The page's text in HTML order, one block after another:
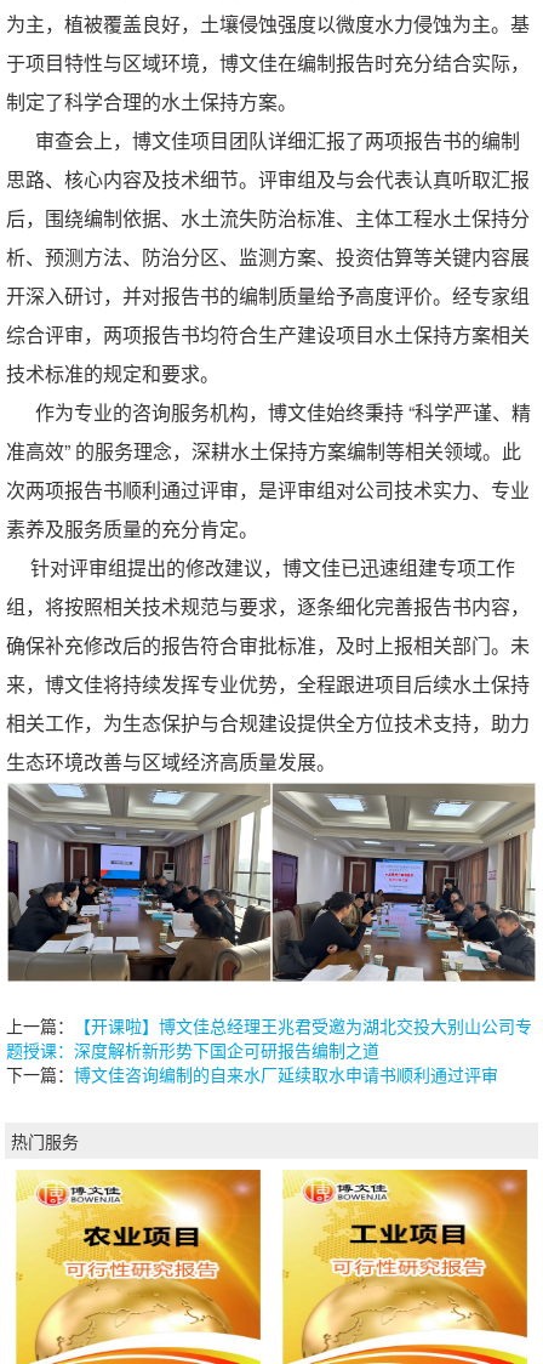
为主，植被覆盖良好，土壤侵蚀强度以微度水力侵蚀为主。基
于项目特性与区域环境，博文佳在编制报告时充分结合实际，
制定了科学合理的水土保持方案。
审查会上，博文佳项目团队详细汇报了两项报告书的编制
思路、核心内容及技术细节。评审组及与会代表认真听取汇报
后，围绕编制依据、水土流失防治标准、主体工程水土保持分
析、预测方法、防治分区、监测方案、投资估算等关键内容展
开深入研讨，并对报告书的编制质量给予高度评价。经专家组
综合评审，两项报告书均符合生产建设项目水土保持方案相关
技术标准的规定和要求。
作为专业的咨询服务机构，博文佳始终秉持“科学严谨、精
准高效” 的服务理念，深耕水土保持方案编制等相关领域。此
次两项报告书顺利通过评审，是评审组对公司技术实力、专业
素养及服务质量的充分肯定。
针对评审组提出的修改建议，博文佳已迅速组建专项工作
组，将按照相关技术规范与要求，逐条细化完善报告书内容，
确保补充修改后的报告符合审批标准，及时上报相关部门。未
来，博文佳将持续发挥专业优势，全程跟进项目后续水土保持
相关工作，为生态保护与合规建设提供全方位技术支持，助力
生态环境改善与区域经济高质量发展。
上一篇：
【开课啦】博文佳总经理王兆君受邀为湖北交投大别山公司专
题授课：深度解析新形势下国企可研报告编制之道
下一篇： 博文佳咨询编制的自来水厂延续取水申请书顺利通过评审
热门服务